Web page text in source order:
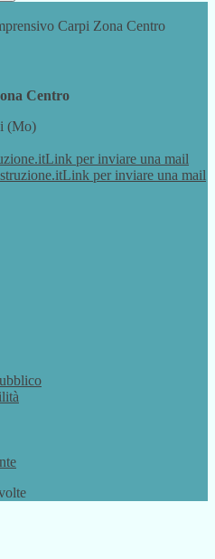
Carpi Zona Centro
Centro
(Mo)
Link per inviare una mail
Link per inviare una mail